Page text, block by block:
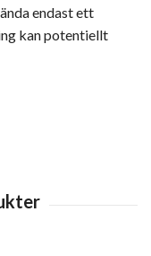
endast ett
kan potentiellt